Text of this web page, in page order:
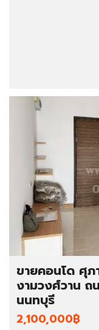
ขายคอนโด ศุภ
งามวงศ์วาน ถ
นนทบุรี
2,100,000฿